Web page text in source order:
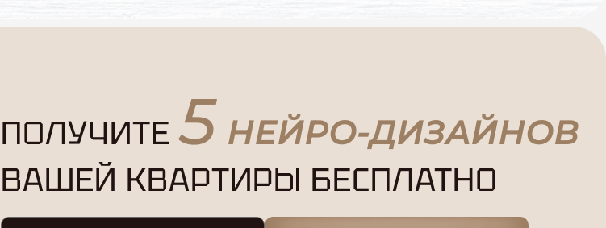
ПОЛУЧИТЕ5 НЕЙРО-ДИЗАЙНОВ
ВАШЕЙ КВАРТИРЫ БЕСПЛАТНО